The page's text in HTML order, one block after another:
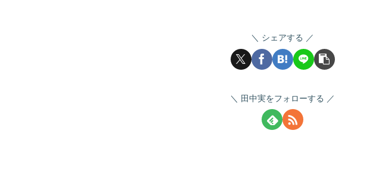
シェアする
田中実をフォローする